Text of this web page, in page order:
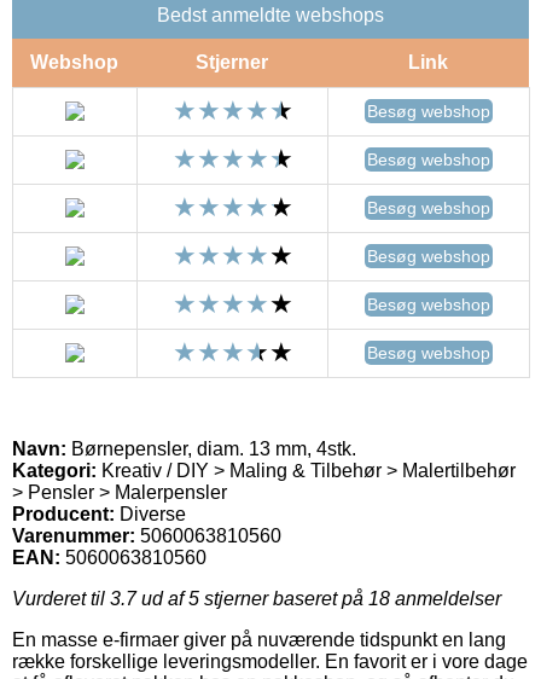
Bedst anmeldte webshops
Webshop Stjerner Link
Besøg webshop
Besøg webshop
Besøg webshop
Besøg webshop
Besøg webshop
Besøg webshop
Navn: Børnepensler, diam. 13 mm, 4stk.
Kategori: Kreativ / DIY > Maling & Tilbehør > Malertilbehør
> Pensler > Malerpensler
Producent: Diverse
Varenummer: 5060063810560
EAN: 5060063810560
Vurderet til 3.7ud af 5 stjerner baseret på 18 anmeldelser
En masse e-firmaer giver på nuværende tidspunkt en lang
række forskellige leveringsmodeller. En favorit er i vore dage